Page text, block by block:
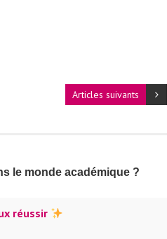
Articles suivants
le monde académique ?
réussir